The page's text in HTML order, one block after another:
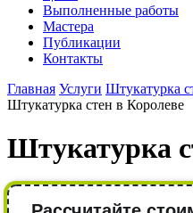
Выполненные работы
Мастера
Публикации
Контакты
Главная Услуги Штукатурка
Штукатурка стен в Королеве
Штукатурка